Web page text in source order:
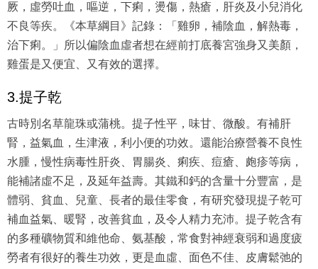
厥，虛勞吐血，嘔逆，下痢，燙傷，熱瘡，肝炎及小兒消化
不良等疾。《本草綱目》記錄：「雞卵，補陰血，解熱毒，
治下痢。」所以偏陰血虛者想在經前打底養宮強身又美顏，
雞蛋是又便宜、又有效的選擇。
3.提子乾
古時別名草龍珠或蒲桃。提子性平，味甘、微酸。有補肝
腎，益氣血，生津液，利小便的功效。還能治療營養不良性
水腫，慢性病毒性肝炎、胃腸炎、痢疾、痘瘡、皰疹等病，
能補諸虛不足，及延年益壽。其鐵和鈣的含量十分豐富，是
體弱、貧血、兒童、長者的最佳零食，有研究發現提子乾可
補血益氣、暖腎，改善貧血，及令人精力充沛。提子乾含有
的多種礦物質和維他命、氨基酸，常食對神經衰弱和過度疲
勞者有很好的養生功效，更是血虛、面色不佳、皮膚鬆弛的